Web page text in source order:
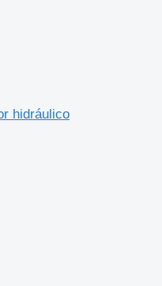
hidráulico